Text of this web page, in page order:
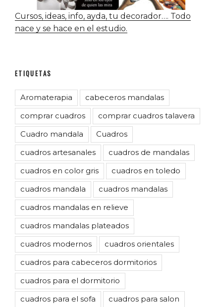
Cursos, ideas, info, ayda, tu decorador…. Todo
nace y se hace en el estudio.
ETIQUETAS
Aromaterapia
cabeceros mandalas
comprar cuadros
comprar cuadros talavera
Cuadro mandala
Cuadros
cuadros artesanales
cuadros de mandalas
cuadros en color gris
cuadros en toledo
cuadros mandala
cuadros mandalas
cuadros mandalas en relieve
cuadros mandalas plateados
cuadros modernos
cuadros orientales
cuadros para cabeceros dormitorios
cuadros para el dormitorio
cuadros para el sofa
cuadros para salon